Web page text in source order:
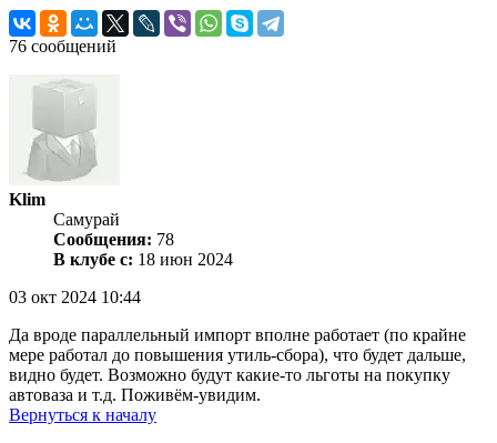
76 сообщений
Klim
Самурай
Сообщения: 78
В клубе с: 18 июн 2024
03 окт 2024 10:44
Да вроде параллельный импорт вполне работает (по крайне
мере работал до повышения утиль-сбора), что будет дальше,
видно будет. Возможно будут какие-то льготы на покупку
автоваза и т.д. Поживём-увидим.
Вернуться к началу